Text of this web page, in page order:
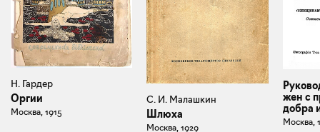
Н. Гардер
Оргии
Москва, 1915
С. И. Малашкин
Шлюха
Москва, 1929
жен с
добра
Москва,